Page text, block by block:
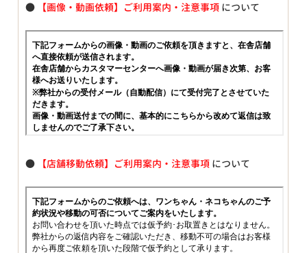
● 【画像・動画依頼】ご利用案内・注意事項 について
● 【店舗移動依頼】ご利用案内・注意事項 について